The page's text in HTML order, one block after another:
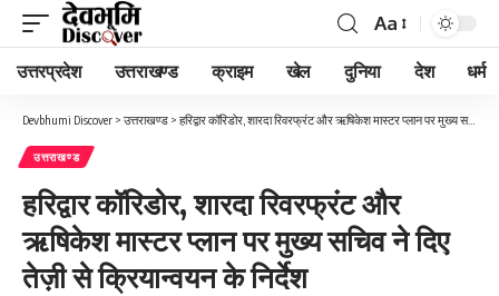
Font
Resizer
Aa
उत्तरप्रदेश उत्तराखण्ड क्राइम खेल दुनिया देश धर्म
Devbhumi Discover > उत्तराखण्ड > हरिद्वार कॉरिडोर, शारदा रिवरफ्रंट और ऋषिकेश मास्टर प्लान पर मुख्य सचिव ने दिए तेज़ी से क्रियान्वयन के निर्देश
उत्तराखण्ड
हरिद्वार कॉरिडोर, शारदा रिवरफ्रंट और
ऋषिकेश मास्टर प्लान पर मुख्य सचिव ने दिए
तेज़ी से क्रियान्वयन के निर्देश